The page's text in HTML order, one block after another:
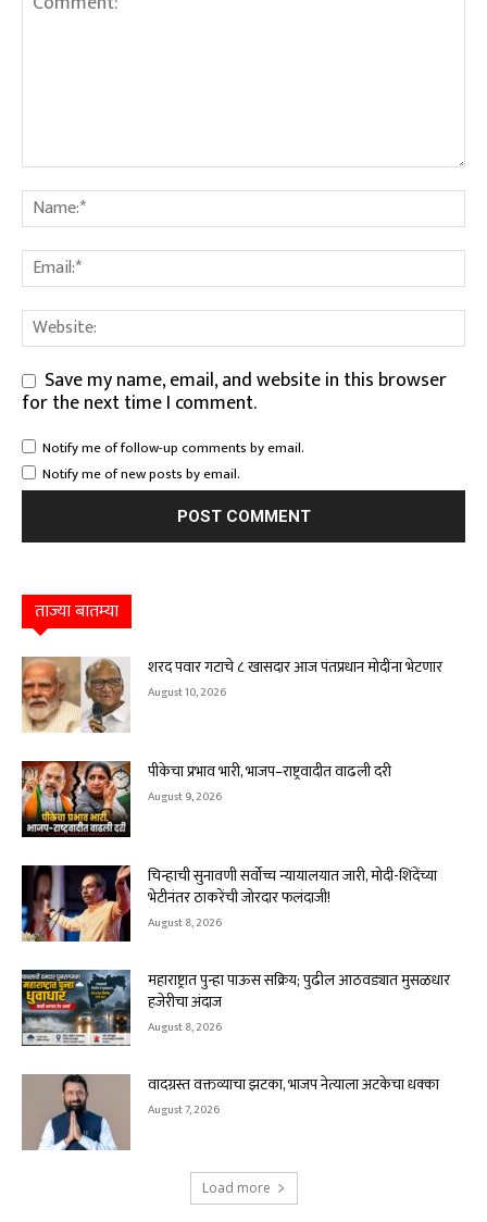
Save my name, email, and website in this browser
for the next time I comment.
Notify me of follow-up comments by email.
Notify me of new posts by email.
ताज्या बातम्या
शरद पवार गटाचे ८ खासदार आज पंतप्रधान मोदींना भेटणार
August 10, 2026
पीकेचा प्रभाव भारी, भाजप–राष्ट्रवादीत वाढली दरी
August 9, 2026
चिन्हाची सुनावणी सर्वोच्च न्यायालयात जारी, मोदी-शिंदेंच्या
भेटीनंतर ठाकरेंची जोरदार फलंदाजी!
August 8, 2026
महाराष्ट्रात पुन्हा पाऊस सक्रिय; पुढील आठवड्यात मुसळधार
हजेरीचा अंदाज
August 8, 2026
वादग्रस्त वक्तव्याचा झटका, भाजप नेत्याला अटकेचा धक्का
August 7, 2026
Load more